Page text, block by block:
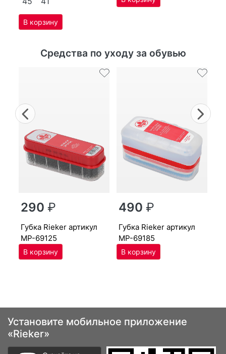
Средства по уходу за обувью
Previous
290₽
губ­ка Ri­eker артикул
MP-69125
490₽
губ­ка Ri­eker артикул
MP-69185
Установите мобильное приложение
«Rieker»